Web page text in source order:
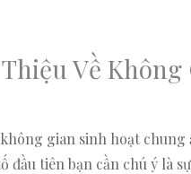
Về Không
gian sinh hoạt chung
đầu tiên bạn cần chú ý là